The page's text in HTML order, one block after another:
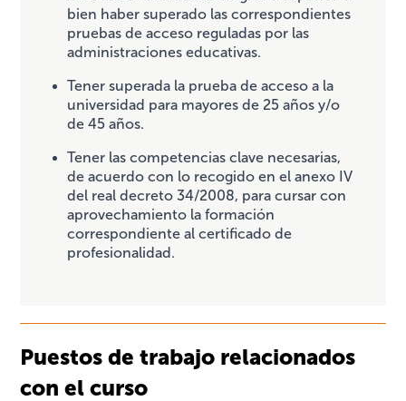
bien haber superado las correspondientes
pruebas de acceso reguladas por las
administraciones educativas.
Tener superada la prueba de acceso a la
universidad para mayores de 25 años y/o
de 45 años.
Tener las competencias clave necesarias,
de acuerdo con lo recogido en el anexo IV
del real decreto 34/2008, para cursar con
aprovechamiento la formación
correspondiente al certificado de
profesionalidad.
Puestos de trabajo relacionados
con el curso